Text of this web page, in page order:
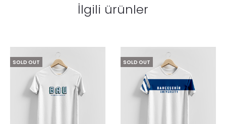
İlgili ürünler
SOLD OUT SOLD OUT